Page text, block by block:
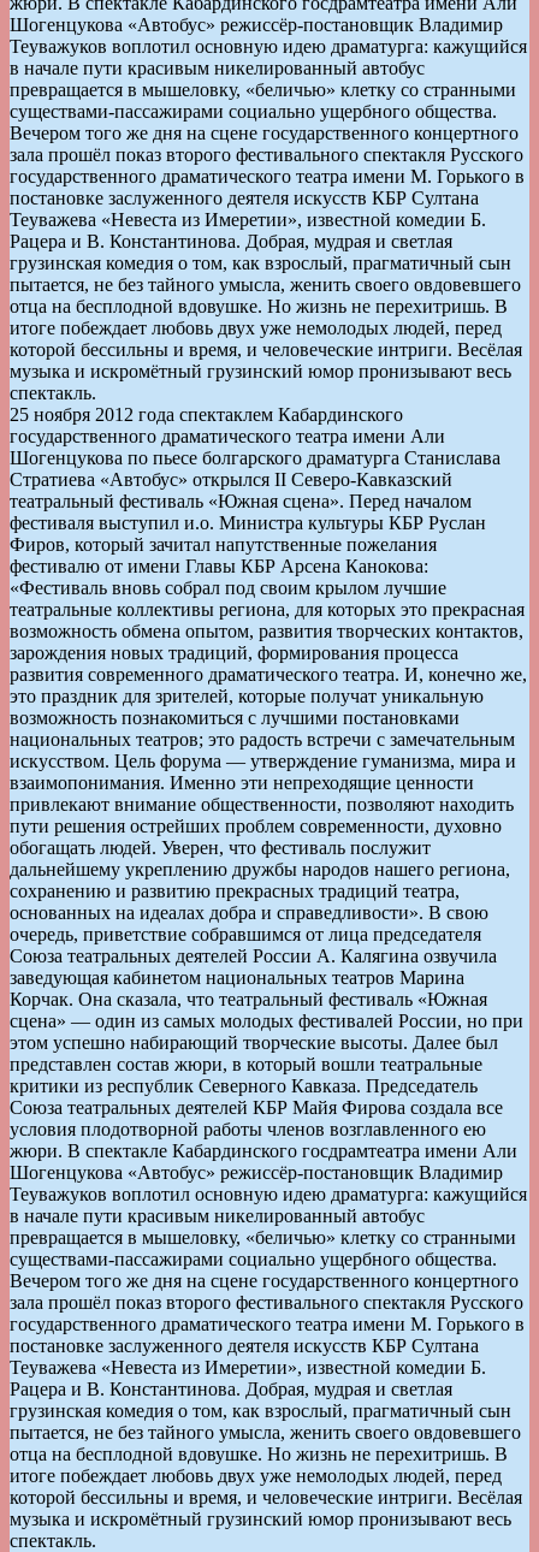
Шогенцукова «Автобус» режиссёр-постановщик Владимир
Теуважуков воплотил основную идею драматурга: кажущийся
в начале пути красивым никелированный автобус
превращается в мышеловку, «беличью» клетку со странными
существами-пассажирами социально ущербного общества.
Вечером того же дня на сцене государственного концертного
зала прошёл показ второго фестивального спектакля Русского
государственного драматического театра имени М. Горького в
постановке заслуженного деятеля искусств КБР Султана
Теуважева «Невеста из Имеретии», известной комедии Б.
Рацера и В. Константинова. Добрая, мудрая и светлая
грузинская комедия о том, как взрослый, прагматичный сын
пытается, не без тайного умысла, женить своего овдовевшего
отца на бесплодной вдовушке. Но жизнь не перехитришь. В
итоге побеждает любовь двух уже немолодых людей, перед
которой бессильны и время, и человеческие интриги. Весёлая
музыка и искромётный грузинский юмор пронизывают весь
спектакль.
25 ноября 2012 года спектаклем Кабардинского
государственного драматического театра имени Али
Шогенцукова по пьесе болгарского драматурга Станислава
Стратиева «Автобус» открылся II Северо-Кавказский
театральный фестиваль «Южная сцена». Перед началом
фестиваля выступил и.о. Министра культуры КБР Руслан
Фиров, который зачитал напутственные пожелания
фестивалю от имени Главы КБР Арсена Канокова:
«Фестиваль вновь собрал под своим крылом лучшие
театральные коллективы региона, для которых это прекрасная
возможность обмена опытом, развития творческих контактов,
зарождения новых традиций, формирования процесса
развития современного драматического театра. И, конечно же,
это праздник для зрителей, которые получат уникальную
возможность познакомиться с лучшими постановками
национальных театров; это радость встречи с замечательным
искусством. Цель форума — утверждение гуманизма, мира и
взаимопонимания. Именно эти непреходящие ценности
привлекают внимание общественности, позволяют находить
пути решения острейших проблем современности, духовно
обогащать людей. Уверен, что фестиваль послужит
дальнейшему укреплению дружбы народов нашего региона,
сохранению и развитию прекрасных традиций театра,
основанных на идеалах добра и справедливости». В свою
очередь, приветствие собравшимся от лица председателя
Союза театральных деятелей России А. Калягина озвучила
заведующая кабинетом национальных театров Марина
Корчак. Она сказала, что театральный фестиваль «Южная
сцена» — один из самых молодых фестивалей России, но при
этом успешно набирающий творческие высоты. Далее был
представлен состав жюри, в который вошли театральные
критики из республик Северного Кавказа. Председатель
Союза театральных деятелей КБР Майя Фирова создала все
условия плодотворной работы членов возглавленного ею
жюри. В спектакле Кабардинского госдрамтеатра имени Али
Шогенцукова «Автобус» режиссёр-постановщик Владимир
Теуважуков воплотил основную идею драматурга: кажущийся
в начале пути красивым никелированный автобус
превращается в мышеловку, «беличью» клетку со странными
существами-пассажирами социально ущербного общества.
Вечером того же дня на сцене государственного концертного
зала прошёл показ второго фестивального спектакля Русского
государственного драматического театра имени М. Горького в
постановке заслуженного деятеля искусств КБР Султана
Теуважева «Невеста из Имеретии», известной комедии Б.
Рацера и В. Константинова. Добрая, мудрая и светлая
грузинская комедия о том, как взрослый, прагматичный сын
пытается, не без тайного умысла, женить своего овдовевшего
отца на бесплодной вдовушке. Но жизнь не перехитришь. В
итоге побеждает любовь двух уже немолодых людей, перед
которой бессильны и время, и человеческие интриги. Весёлая
музыка и искромётный грузинский юмор пронизывают весь
спектакль.